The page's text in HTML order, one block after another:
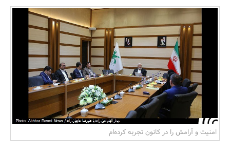
بانک، بیمه و سرمایه
مسکن و ساختمان
امنیت و آرامش را در کانون تجربه کرده‌ام